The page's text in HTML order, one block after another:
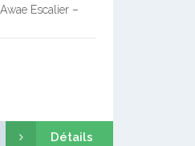
Escalier –
Catholique –
Détails